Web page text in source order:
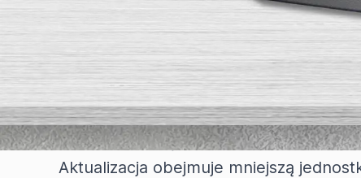
Wersje 3.6 i 3.7 są dostępne dla
Wszystkie wersje oprogramowania
Jeśli korzystają Państwo z wersji 3.6
nowe aplikacje interfejsu
problemów i raportowanie błędów, a
Jeśli korzystają Państwo z komputera
Aktualizacja obejmuje mniejszą